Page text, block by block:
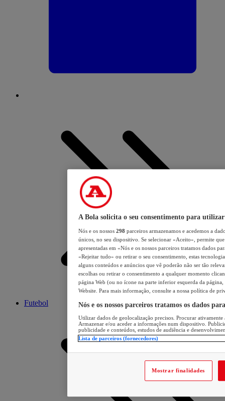
Futebol
A Bola solicita o seu consentimento para utilizar
Nós e os nossos 298 parceiros armazenamos e acedemos a
únicos, no seu dispositivo. Se selecionar «Aceito», permite
apresentadas em «Nós e os nossos parceiros tratamos dados
«Rejeitar tudo» ou retirar o seu consentimento, estas
alguns conteúdos e anúncios que vê poderão não ser tão
escolhas ou retirar o consentimento a qualquer momento
página Web (ou no ícone na parte inferior esquerda da página,
Website. Para mais informação, consulte a nossa política de
Nós e os nossos parceiros tratamos os dados
Utilizar dados de geolocalização precisos. Procurar
Armazenar e/ou aceder a informações num dispositivo.
publicidade e conteúdos, estudos de audiência e
Lista de parceiros (fornecedores)
Mostrar finalidades